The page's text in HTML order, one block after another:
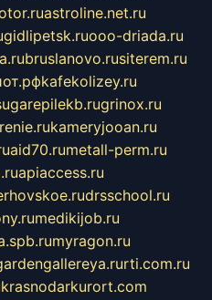
astroline.net.ru
gidlipetsk.ruooo-driada.ru
bruslanovo.rusiterem.ru
kafekolizey.ru
grinox.ru
kameryjooan.ru
aid70.rumetall-perm.ru
apiaccess.ru
drsschool.ru
medikijob.ru
myragon.ru
rti.com.ru
krasnodarkurort.com